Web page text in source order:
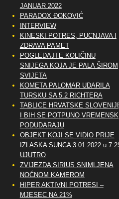
JANUAR 2022
PARADOX ĐOKOVIĆ
INTERVIEW
KINESKI POTRES, PUCNJAVA I
ZDRAVA PAMET
POGLEDAJTE KOLIČINU
SNIJEGA KOJA JE PALA ŠIROM
SVIJETA
KOMETA PALOMAR UDARILA
TURSKU SA 5.2 RICHTERA
TABLICE HRVATSKE SLOVENIJE
I BIH SE POTPUNO VREMENSKI
PODUDARAJU
OBJEKT KOJI SE VIDIO PRIJE
IZLASKA SUNCA 3.01.2022 u 7:25
UJUTRO
ZVIJEZDA SIRIUS SNIMLJENA
NOĆNOM KAMEROM
HIPER AKTIVNI POTRESI –
MJESEC NA 21%